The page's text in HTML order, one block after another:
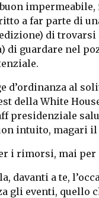
a far parte di
di
di guardare nel
d’ordinanza al
della White
presidenziale
intuito, magari il
i rimorsi, mai
davanti a te,
gli eventi, quello